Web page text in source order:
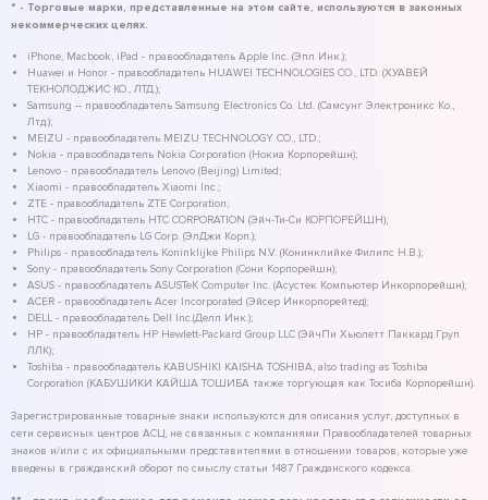
* - Торговые марки, представленные на этом сайте, используются в законных
некоммерческих целях.
iPhone, Macbook, iPad - правообладатель Apple Inc. (Эпл Инк.);
Huawei и Honor - правообладатель HUAWEI TECHNOLOGIES CO., LTD. (ХУАВЕЙ
ТЕКНОЛОДЖИС КО., ЛТД.);
Samsung – правообладатель Samsung Electronics Co. Ltd. (Самсунг Электроникс Ко.,
Лтд.);
MEIZU - правообладатель MEIZU TECHNOLOGY CO., LTD.;
Nokia - правообладатель Nokia Corporation (Нокиа Корпорейшн);
Lenovo - правообладатель Lenovo (Beijing) Limited;
Xiaomi - правообладатель Xiaomi Inc.;
ZTE - правообладатель ZTE Corporation;
HTC - правообладатель HTC CORPORATION (Эйч-Ти-Си КОРПОРЕЙШН);
LG - правообладатель LG Corp. (ЭлДжи Корп.);
Philips - правообладатель Koninklijke Philips N.V. (Конинклийке Филипс Н.В.);
Sony - правообладатель Sony Corporation (Сони Корпорейшн);
ASUS - правообладатель ASUSTeK Computer Inc. (Асустек Компьютер Инкорпорейшн);
ACER - правообладатель Acer Incorporated (Эйсер Инкорпорейтед);
DELL - правообладатель Dell Inc.(Делл Инк.);
HP - правообладатель HP Hewlett-Packard Group LLC (ЭйчПи Хьюлетт Паккард Груп
ЛЛК);
Toshiba - правообладатель KABUSHIKI KAISHA TOSHIBA, also trading as Toshiba
Corporation (КАБУШИКИ КАЙША ТОШИБА также торгующая как Тосиба Корпорейшн).
Зарегистрированные товарные знаки используются для описания услуг, доступных в
сети сервисных центров АСЦ, не связанных с компаниями Правообладателей товарных
знаков и/или с их официальными представителями в отношении товаров, которые уже
введены в гражданский оборот по смыслу статьи 1487 Гражданского кодекса.